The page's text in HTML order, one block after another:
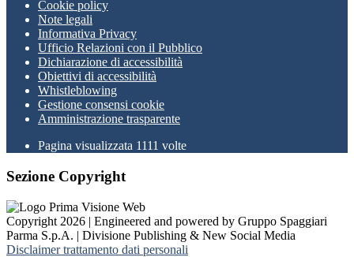
Cookie policy
Note legali
Informativa Privacy
Ufficio Relazioni con il Pubblico
Dichiarazione di accessibilità
Obiettivi di accessibilità
Whistleblowing
Gestione consensi cookie
Amministrazione trasparente
Pagina visualizzata 1111 volte
Sezione Copyright
Copyright 2026 | Engineered and powered by Gruppo Spaggiari
Parma S.p.A. | Divisione Publishing & New Social Media
Disclaimer trattamento dati personali